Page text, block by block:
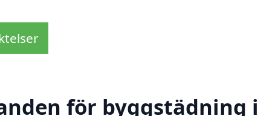
för byggstädning i